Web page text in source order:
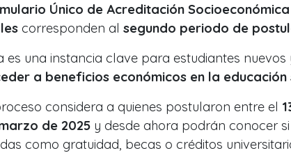
Único de Acreditación Socioeconómica
corresponden al segundo periodo de
es una instancia clave para estudiantes nuevos
a beneficios económicos en la educación
considera a quienes postularon entre el
de 2025 y desde ahora podrán conocer
como gratuidad, becas o créditos